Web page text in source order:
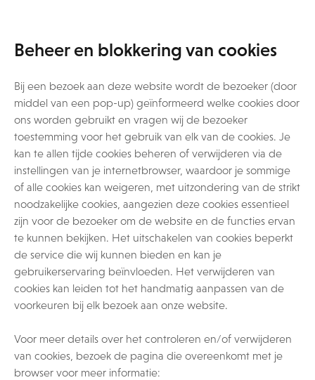
Beheer en blokkering van cookies
Bij een bezoek aan deze website wordt de bezoeker (door
middel van een pop-up) geïnformeerd welke cookies door
ons worden gebruikt en vragen wij de bezoeker
toestemming voor het gebruik van elk van de cookies. Je
kan te allen tijde cookies beheren of verwijderen via de
instellingen van je internetbrowser, waardoor je sommige
of alle cookies kan weigeren, met uitzondering van de strikt
noodzakelijke cookies, aangezien deze cookies essentieel
zijn voor de bezoeker om de website en de functies ervan
te kunnen bekijken. Het uitschakelen van cookies beperkt
de service die wij kunnen bieden en kan je
gebruikerservaring beïnvloeden. Het verwijderen van
cookies kan leiden tot het handmatig aanpassen van de
voorkeuren bij elk bezoek aan onze website.
Voor meer details over het controleren en/of verwijderen
van cookies, bezoek de pagina die overeenkomt met je
browser voor meer informatie: